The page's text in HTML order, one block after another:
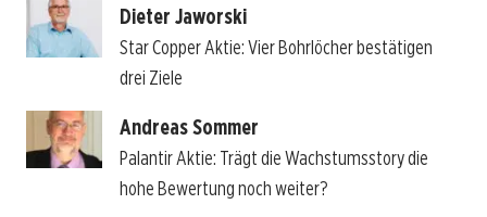
Dieter Jaworski
Star Copper Aktie: Vier Bohrlöcher bestätigen
drei Ziele
Andreas Sommer
Palantir Aktie: Trägt die Wachstumsstory die
hohe Bewertung noch weiter?